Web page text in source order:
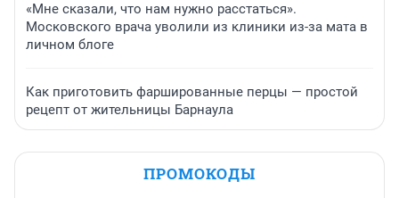
«Мне сказали, что нам нужно расстаться».
Московского врача уволили из клиники из-за мата в
личном блоге
Как приготовить фаршированные перцы — простой
рецепт от жительницы Барнаула
ПРОМОКОДЫ